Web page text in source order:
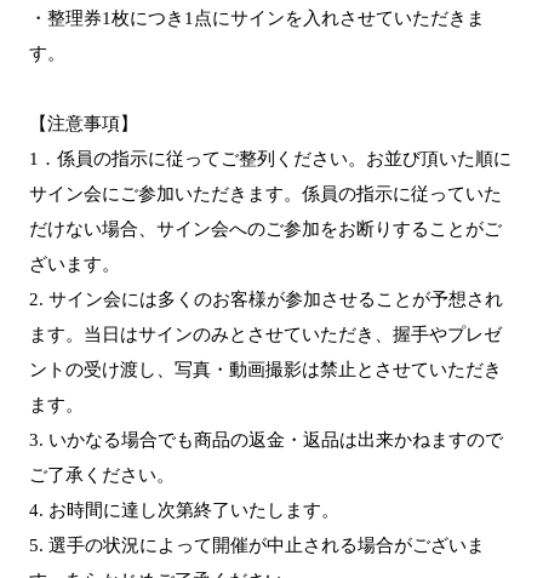
・整理券1枚につき1点にサインを入れさせていただきま
す。
【注意事項】
1．係員の指示に従ってご整列ください。お並び頂いた順に
サイン会にご参加いただきます。係員の指示に従っていた
だけない場合、サイン会へのご参加をお断りすることがご
ざいます。
2. サイン会には多くのお客様が参加させることが予想され
ます。当日はサインのみとさせていただき、握手やプレゼ
ントの受け渡し、写真・動画撮影は禁止とさせていただき
ます。
3. いかなる場合でも商品の返金・返品は出来かねますので
ご了承ください。
4. お時間に達し次第終了いたします。
5. 選手の状況によって開催が中止される場合がございま